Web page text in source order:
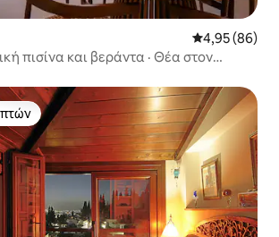
Μέση
4,95 (86)
πισίνα και βεράντα · Θέα στον